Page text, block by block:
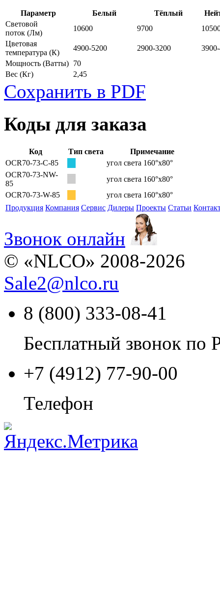
Параметр Белый Тёплый
Световой
поток (Лм)
10600 9700
Цветовая
температура (К)
4900-5200 2900-3200
Мощность (Ватты) 70
Вес (Кг) 2,45
Сохранить в PDF
Коды для заказа
Код Тип света
Примечание
OCR70-73-С-85
угол света 160°х80°
OCR70-73-NW-
85
угол света 160°х80°
OCR70-73-W-85
угол света 160°х80°
Продукция Компания Сервис Дилеры Проекты Статьи
Звонок онлайн
© «NLCO» 2008-2026
Sale2@nlco.ru
8 (800) 333-08-41
Бесплатный звонок по
+7 (4912) 77-90-00
Телефон